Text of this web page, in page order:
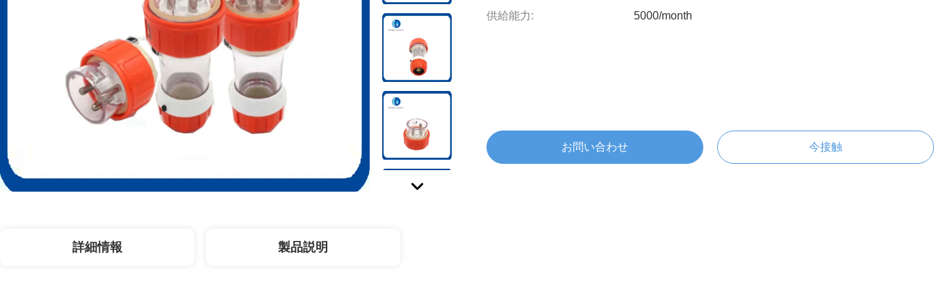
供給能力: 5000/month
お問い合わせ 今接触
詳細情報 製品説明